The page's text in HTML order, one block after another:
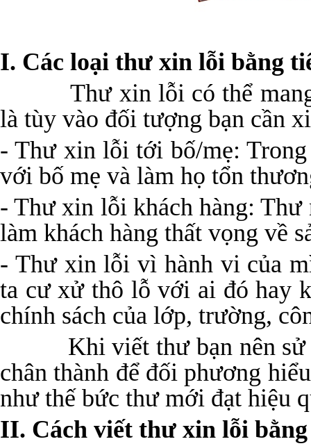
I. Các loại thư xin lỗi bằng
Thư xin lỗi có thể mang
là tùy vào đối tượng bạn cần
- Thư xin lỗi tới bố/mẹ:
với bố mẹ và làm họ tổn
- Thư xin lỗi khách hàng: Thư
làm khách hàng thất vọng về
- Thư xin lỗi vì hành vi của
ta cư xử thô lỗ với ai đó hay
chính sách của lớp, trường,
Khi viết thư bạn nên sử
chân thành để đối phương
như thế bức thư mới đạt hiệu
II. Cách viết thư xin lỗi